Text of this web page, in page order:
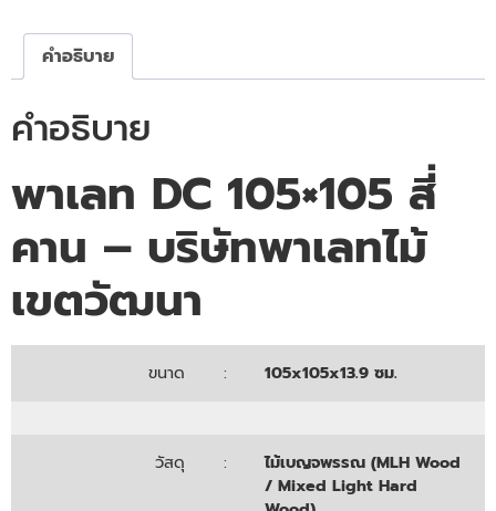
คำอธิบาย
คำอธิบาย
พาเลท DC 105×105 สี่
คาน – บริษัทพาเลทไม้
เขตวัฒนา
ขนาด : 105x105x13.9 ซม.
วัสดุ :
ไม้เบญจพรรณ (MLH Wood
/ Mixed Light Hard